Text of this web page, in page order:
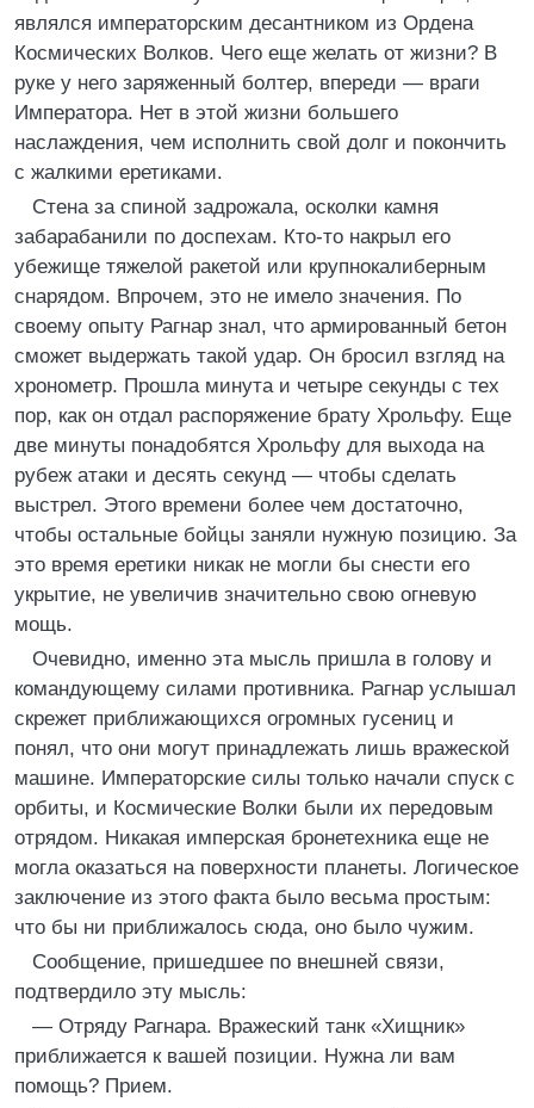
являлся императорским десантником из Ордена
Космических Волков. Чего еще желать от жизни? В
руке у него заряженный болтер, впереди — враги
Императора. Нет в этой жизни большего
наслаждения, чем исполнить свой долг и покончить
с жалкими еретиками.
Стена за спиной задрожала, осколки камня
забарабанили по доспехам. Кто-то накрыл его
убежище тяжелой ракетой или крупнокалиберным
снарядом. Впрочем, это не имело значения. По
своему опыту Рагнар знал, что армированный бетон
сможет выдержать такой удар. Он бросил взгляд на
хронометр. Прошла минута и четыре секунды с тех
пор, как он отдал распоряжение брату Хрольфу. Еще
две минуты понадобятся Хрольфу для выхода на
рубеж атаки и десять секунд — чтобы сделать
выстрел. Этого времени более чем достаточно,
чтобы остальные бойцы заняли нужную позицию. За
это время еретики никак не могли бы снести его
укрытие, не увеличив значительно свою огневую
мощь.
Очевидно, именно эта мысль пришла в голову и
командующему силами противника. Рагнар услышал
скрежет приближающихся огромных гусениц и
понял, что они могут принадлежать лишь вражеской
машине. Императорские силы только начали спуск с
орбиты, и Космические Волки были их передовым
отрядом. Никакая имперская бронетехника еще не
могла оказаться на поверхности планеты. Логическое
заключение из этого факта было весьма простым:
что бы ни приближалось сюда, оно было чужим.
Сообщение, пришедшее по внешней связи,
подтвердило эту мысль:
— Отряду Рагнара. Вражеский танк «Хищник»
приближается к вашей позиции. Нужна ли вам
помощь? Прием.